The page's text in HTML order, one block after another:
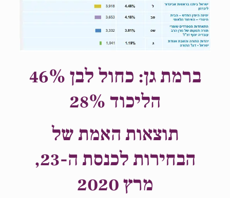
ברמת גן: כחול לבן 46%
הליכוד 28%
תוצאות האמת של
הבחירות לכנסת ה-23,
מרץ 2020